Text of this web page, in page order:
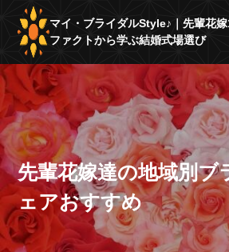
マイ・ブライダルStyle♪｜先輩花
ファクトから学ぶ結婚式場選び
先輩花嫁達の地域別ブ
ェアおすすめ